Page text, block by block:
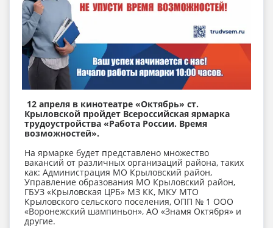
12 апреля в кинотеатре «Октябрь» ст.
Крыловской пройдет Всероссийская ярмарка
трудоустройства «Работа России. Время
возможностей».
На ярмарке будет представлено множество
вакансий от различных организаций района, таких
как: Администрация МО Крыловский район,
Управление образования МО Крыловский район,
ГБУЗ «Крыловская ЦРБ» МЗ КК, МКУ МТО
Крыловского сельского поселения, ОПП № 1 ООО
«Воронежский шампиньон», АО «Знамя Октября» и
другие.